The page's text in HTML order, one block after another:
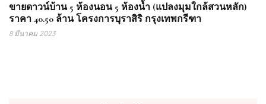
ขายดาวน์บ้าน 5 ห้องนอน 5 ห้องน้ำ (แปลงมุมใกล้สวนหลัก)
ราคา 40.50 ล้าน โครงการบุราสิริ กรุงเทพกรีฑา
8 มีนาคม 2023